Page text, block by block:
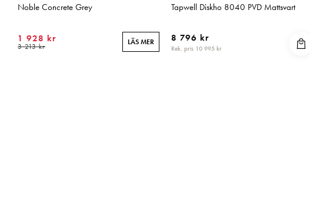
Noble Concrete Grey
1 928 kr
3 213 kr LÄS MER
Tapwell Diskho 8040 PVD Mattsvart
8 796 kr
Rek. pris 10 995 kr